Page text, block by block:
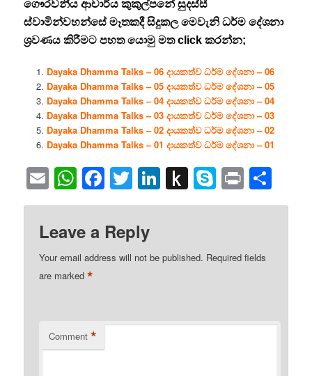
ගෞරවනීය ආචාර්ය කුකුල්පනේ සුදස්සී
ස්වාමින්වහන්සේ මෑතකදී සිදුකල මෙවැනි ධර්ම දේශනා
ශ්‍රවණය කිරීමට පහත යොමු මත click කරන්න;
Dayaka Dhamma Talks – 06 දායකත්ව ධර්ම දේශනා – 06
Dayaka Dhamma Talks – 05 දායකත්ව ධර්ම දේශනා – 05
Dayaka Dhamma Talks – 04 දායකත්ව ධර්ම දේශනා – 04
Dayaka Dhamma Talks – 03 දායකත්ව ධර්ම දේශනා – 03
Dayaka Dhamma Talks – 02 දායකත්ව ධර්ම දේශනා – 02
Dayaka Dhamma Talks – 01 දායකත්ව ධර්ම දේශනා – 01
EmailWhatsApp
Facebook
Twitter
LinkedIn
Push
to
Skype
Print
Leave a Reply
Your email address will not be published. Required fields
are marked*
Comment *